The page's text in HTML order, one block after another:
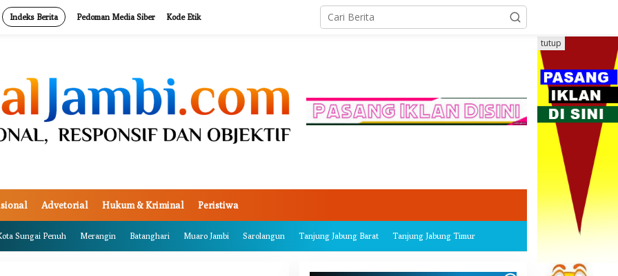
Indeks Berita Pedoman Media Siber Kode Etik
Advetorial Hukum & Kriminal Peristiwa
Sungai Penuh Merangin Batanghari Muaro Jambi Sarolangun Tanjung Jabung Barat Tanjung Jabung Timur
tutup